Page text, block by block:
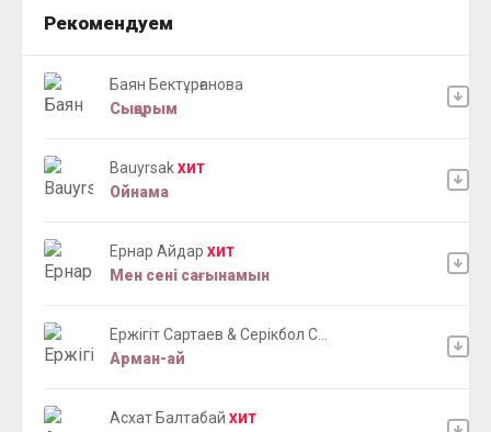
Рекомендуем
Баян Бектұрғанова
Сыңарым
Bauyrsak ХИТ
Ойнама
Ернар Айдар ХИТ
Мен сені сағынамын
Ержігіт Сартаев & Серікбол С...
Арман-ай
Асхат Балтабай ХИТ